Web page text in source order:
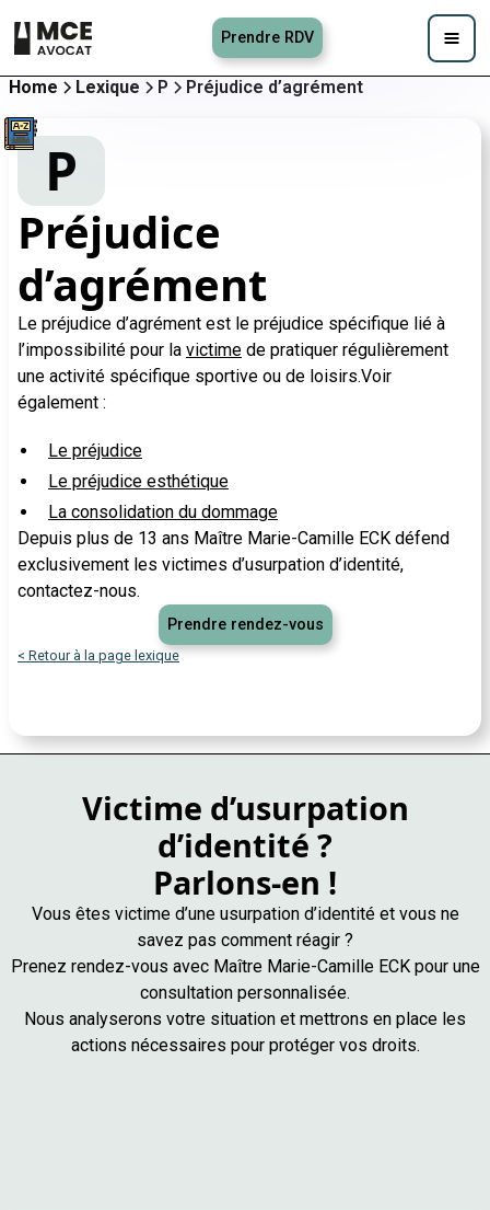
Prendre RDV
Home Lexique P Préjudice d’agrément
P
Préjudice
d’agrément
Le préjudice d’agrément est le préjudice spécifique lié à
l’impossibilité pour la victime de pratiquer régulièrement
une activité spécifique sportive ou de loisirs.Voir
également :
Le préjudice
Le préjudice esthétique
La consolidation du dommage
Depuis plus de 13 ans Maître Marie-Camille ECK défend
exclusivement les victimes d’usurpation d’identité,
contactez-nous.
Prendre rendez-vous
< Retour à la page lexique
Victime d’usurpation
d’identité ?
Parlons-en !
Vous êtes victime d’une usurpation d’identité et vous ne
savez pas comment réagir ?
Prenez rendez-vous avec Maître Marie-Camille ECK pour une
consultation personnalisée.
Nous analyserons votre situation et mettrons en place les
actions nécessaires pour protéger vos droits.